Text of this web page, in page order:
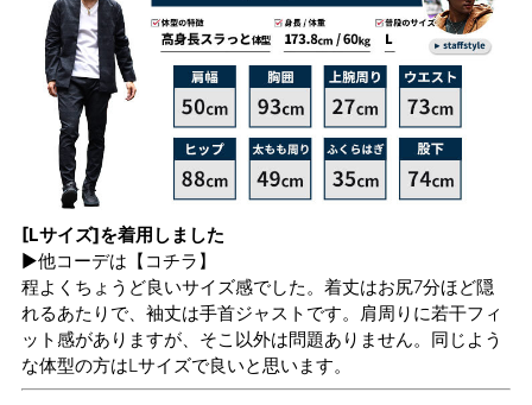
[Lサイズ]を着用しました
▶他コーデは 【コチラ】
程よくちょうど良いサイズ感でした。着丈はお尻7分ほど隠
れるあたりで、袖丈は手首ジャストです。肩周りに若干フィ
ット感がありますが、そこ以外は問題ありません。同じよう
な体型の方はLサイズで良いと思います。